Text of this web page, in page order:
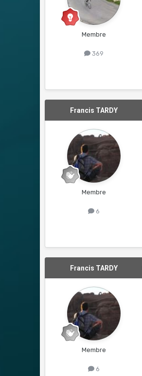
Membre
369
Francis TARDY
Membre
6
Francis TARDY
Membre
6